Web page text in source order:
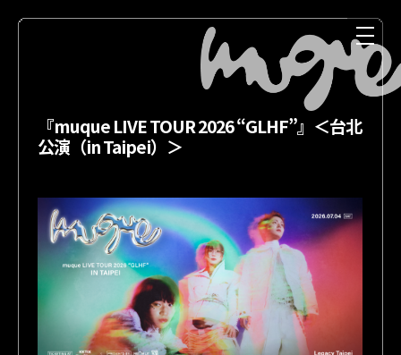
NEWS MEDIA
『muque LIVE TOUR 2026 “GLHF”』＜台北
公演（in Taipei）＞